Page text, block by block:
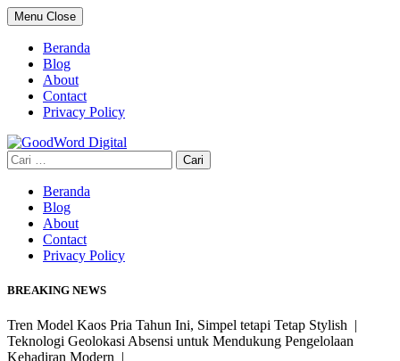
Skip
to
content
Menu Close
Beranda
Blog
About
Contact
Privacy Policy
Cari
untuk:
Beranda
Blog
About
Contact
Privacy Policy
BREAKING NEWS
Tren Model Kaos Pria Tahun Ini, Simpel tetapi Tetap Stylish |
Teknologi Geolokasi Absensi untuk Mendukung Pengelolaan
Kehadiran Modern |